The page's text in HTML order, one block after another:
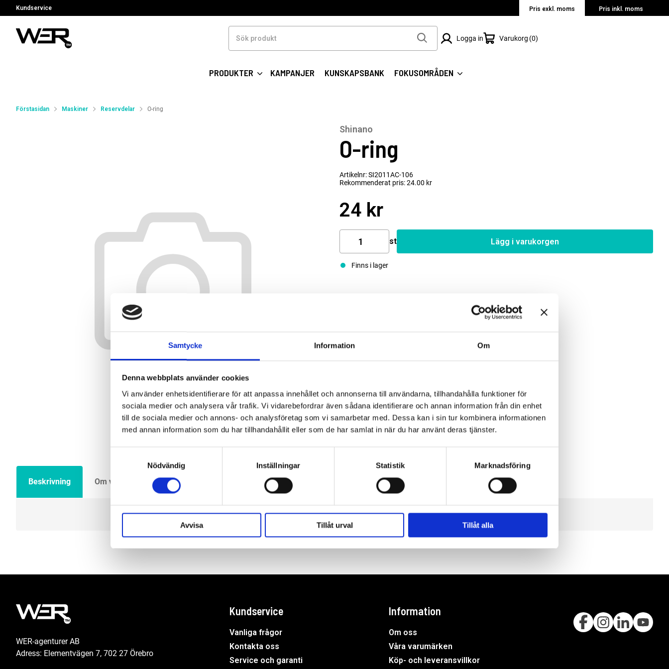
Samtycke Information Om
Denna webbplats använder cookies
Vi använder enhetsidentifierare för att anpassa innehållet och annonserna till användarna, tillhandahålla funktioner för
sociala medier och analysera vår trafik. Vi vidarebefordrar även sådana identifierare och annan information från din enhet
till de sociala medier och annons- och analysföretag som vi samarbetar med. Dessa kan i sin tur kombinera informationen
med annan information som du har tillhandahållit eller som de har samlat in när du har använt deras tjänster.
Nödvändig
Inställningar Statistik Marknadsföring
Avvisa Tillåt urval Tillåt alla
Kundservice Pris exkl. moms Pris inkl. moms
produkt
Logga in Varukorg 0
PRODUKTER KAMPANJER KUNSKAPSBANK FOKUSOMRÅDEN
Förstasidan Maskiner Reservdelar O-ring
Shinano
O-ring
Artikelnr: SI2011AC-106
Rekommenderat pris: 24.00 kr
24 kr
st Lägg i varukorgen
Finns i lager
Beskrivning Om varumärket Filer
WER-agenturer AB
Adress: Elementvägen 7, 702 27 Örebro
Kundservice
Vanliga frågor
Kontakta oss
Service och garanti
Information
Om oss
Våra varumärken
Köp- och leveransvillkor